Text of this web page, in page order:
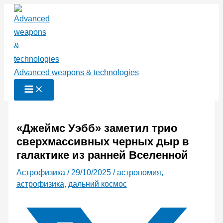
Перейти
содержимому
Advanced weapons & technologies
«Джеймс Уэбб» заметил трио
сверхмассивных черных дыр в
галактике из ранней Вселенной
Астрофизика / 29/10/2025 /астрономия,
астрофизика, дальний космос